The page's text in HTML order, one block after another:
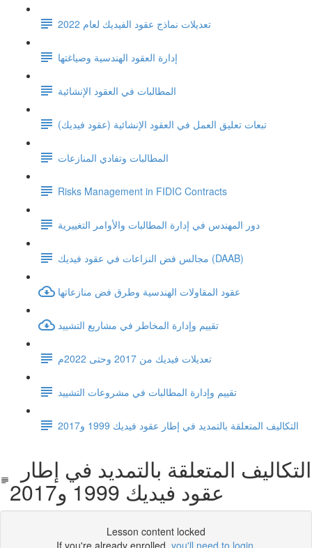
تعديلات نماذج عقود الفيديك لعام 2022
إدارة العقود الهندسية وصياغتها
المطالبات في العقود الإنشائية
تبعات تعليق العمل في العقود الإنشائية (عقود فيديك)
المطالبات وتفادي المنازعات
Risks Management in FIDIC Contracts
دور المهندس في إدارة المطالبات والأوامر التغييرية
مجالس فض النزاعات في عقود فيديك (DAAB)
عقود المقاولات الهندسية وطرق فض منازعاتها
تقييم وإدارة المخاطر في مشاريع التشييد
تعديلات فيديك من 2017 وحتى 2022م
تقييم وإدارة المطالبات في مشروعات التشييد
التكاليف المتعلقة بالتمديد في إطار عقود فيديك 1999 و2017
عقود فيديك 1999 و2017
Lesson content locked
If you're already enrolled, you'll need to login